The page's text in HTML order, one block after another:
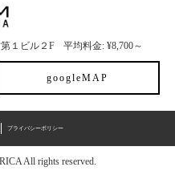
１ビル２F 平均料金: ¥8,700～
googleMAP
プライバシーポリシー
All rights reserved.